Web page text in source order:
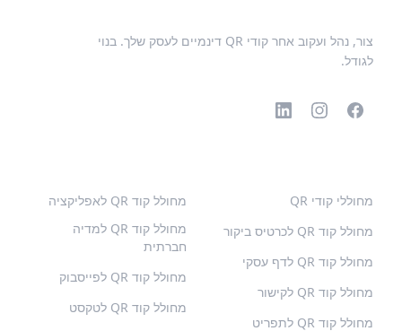
צור, נהל ועקוב אחר קודי QR דינמיים לעסק שלך. בנוי
לגודל.
מחוללי קודי QR
מחולל קוד QR לכרטיס ביקור
מחולל קוד QR לדף עסקי
מחולל קוד QR לקישור
מחולל קוד QR לתפריט
מחולל קוד QR לאפליקציה
מחולל קוד QR למדיה
חברתית
מחולל קוד QR לפייסבוק
מחולל קוד QR לטקסט